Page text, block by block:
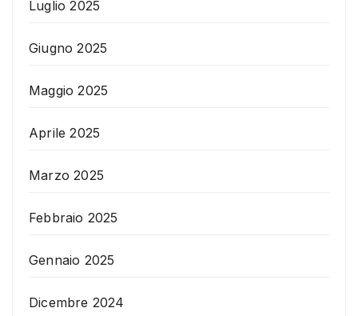
Luglio 2025
Giugno 2025
Maggio 2025
Aprile 2025
Marzo 2025
Febbraio 2025
Gennaio 2025
Dicembre 2024